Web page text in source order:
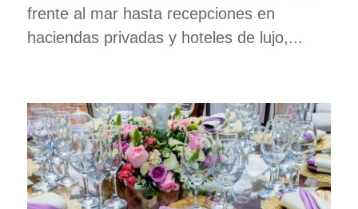
frente al mar hasta recepciones en
haciendas privadas y hoteles de lujo,...